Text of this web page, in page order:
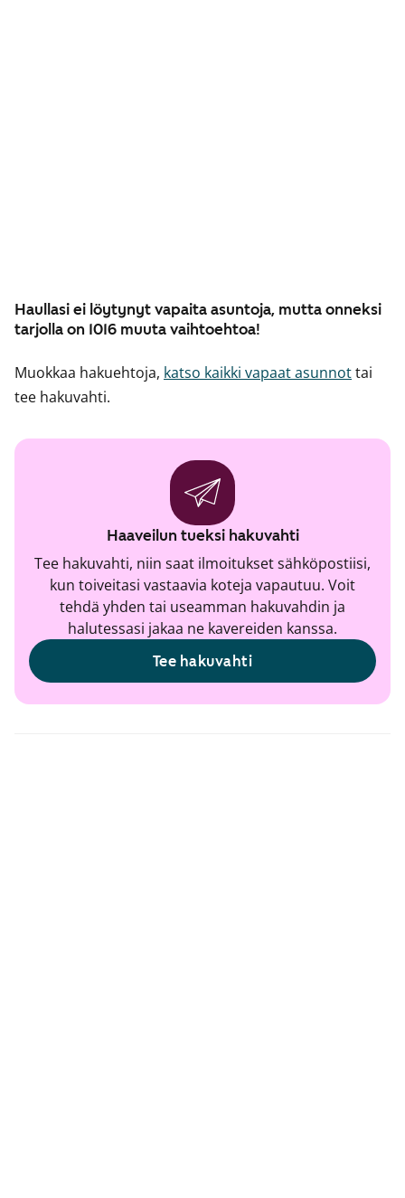
Haullasi ei löytynyt vapaita asuntoja, mutta onneksi
tarjolla on 1016 muuta vaihtoehtoa!
Muokkaa hakuehtoja, katso kaikki vapaat asunnottai
tee hakuvahti.
Haaveilun tueksi hakuvahti
Tee hakuvahti, niin saat ilmoitukset sähköpostiisi,
kun toiveitasi vastaavia koteja vapautuu. Voit
tehdä yhden tai useamman hakuvahdin ja
halutessasi jakaa ne kavereiden kanssa.
Tee hakuvahti